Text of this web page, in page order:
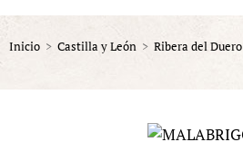
Inicio > Castilla y León > Ribera del Duero